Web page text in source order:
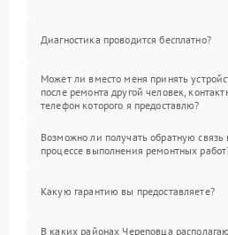
Диагностика проводится бесплатно?
Может ли вместо меня принять
после ремонта другой человек,
телефон которого я предоставлю?
Возможно ли получать обратную связь
процессе выполнения ремонтных
Какую гарантию вы предоставляете?
В каких районах Череповца